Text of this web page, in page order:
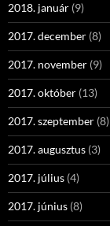
2018. január (9)
2017. december (8)
2017. november (9)
2017. október (13)
2017. szeptember (8)
2017. augusztus (3)
2017. július (4)
2017. június (8)